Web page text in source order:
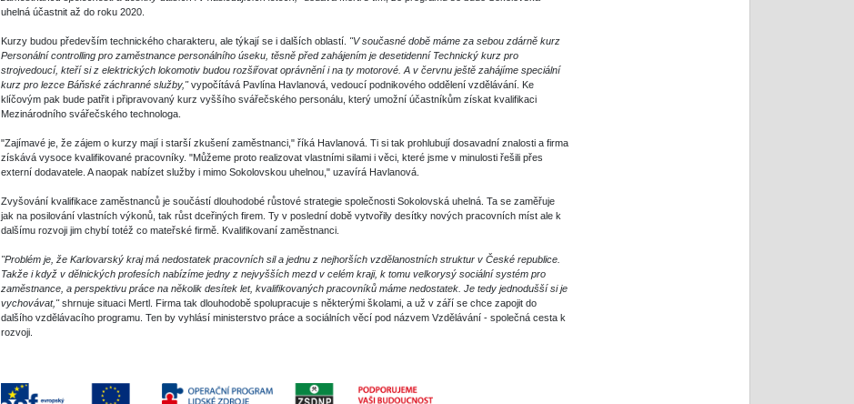
uhelná účastnit až do roku 2020.
Kurzy budou především technického charakteru, ale týkají se i dalších oblastí. "V současné době máme za sebou zdárně kurz
Personální controlling pro zaměstnance personálního úseku, těsně před zahájením je desetidenní Technický kurz pro
strojvedoucí, kteří si z elektrických lokomotiv budou rozšiřovat oprávnění i na ty motorové. A v červnu ještě zahájíme speciální
kurz pro lezce Báňské záchranné služby,"vypočítává Pavlína Havlanová, vedoucí podnikového oddělení vzdělávání. Ke
klíčovým pak bude patřit i připravovaný kurz vyššího svářečského personálu, který umožní účastníkům získat kvalifikaci
Mezinárodního svářečského technologa.
"Zajímavé je, že zájem o kurzy mají i starší zkušení zaměstnanci," říká Havlanová. Ti si tak prohlubují dosavadní znalosti a firma
získává vysoce kvalifikované pracovníky. "Můžeme proto realizovat vlastními silami i věci, které jsme v minulosti řešili přes
externí dodavatele. A naopak nabízet služby i mimo Sokolovskou uhelnou," uzavírá Havlanová.
Zvyšování kvalifikace zaměstnanců je součástí dlouhodobé růstové strategie společnosti Sokolovská uhelná. Ta se zaměřuje
jak na posilování vlastních výkonů, tak růst dceřiných firem. Ty v poslední době vytvořily desítky nových pracovních míst ale k
dalšímu rozvoji jim chybí totéž co mateřské firmě. Kvalifikovaní zaměstnanci.
"Problém je, že Karlovarský kraj má nedostatek pracovních sil a jednu z nejhorších vzdělanostních struktur v České republice.
Takže i když v dělnických profesích nabízíme jedny z nejvyšších mezd v celém kraji, k tomu velkorysý sociální systém pro
zaměstnance, a perspektivu práce na několik desítek let, kvalifikovaných pracovníků máme nedostatek. Je tedy jednodušší si je
vychovávat,"shrnuje situaci Mertl. Firma tak dlouhodobě spolupracuje s některými školami, a už v září se chce zapojit do
dalšího vzdělávacího programu. Ten by vyhlásí ministerstvo práce a sociálních věcí pod názvem Vzdělávání - společná cesta k
rozvoji.